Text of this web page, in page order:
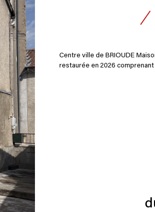
Centre ville de BRIOUDE
restaurée en 2026 comprenant